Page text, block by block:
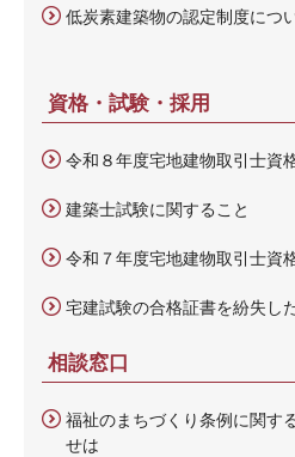
低炭素建築物の認定制度につ
資格・試験・採用
令和８年度宅地建物取引士資
建築士試験に関すること
令和７年度宅地建物取引士資
宅建試験の合格証書を紛失し
相談窓口
福祉のまちづくり条例に関す
せは